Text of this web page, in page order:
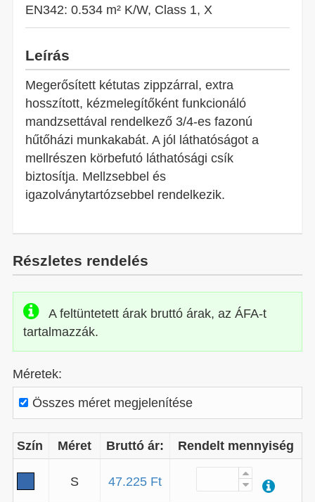
EN342: 0.534 m² K/W, Class 1, X
Leírás
Megerősített kétutas zippzárral, extra
hosszított, kézmelegítőként funkcionáló
mandzsettával rendelkező 3/4-es fazonú
hűtőházi munkakabát. A jól láthatóságot a
mellrészen körbefutó láthatósági csík
biztosítja. Mellzsebbel és
igazolványtartózsebbel rendelkezik.
Részletes rendelés
A feltüntetett árak bruttó árak, az ÁFA-t
tartalmazzák.
Méretek:
Összes méret megjelenítése
Szín Méret Bruttó ár: Rendelt mennyiség
S 47.225 Ft